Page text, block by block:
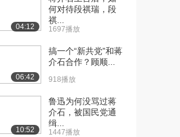
04:12
何对待段祺瑞，段
祺...
1697播放
06:42
搞一个“新共党”和蒋
介石合作？顾顺...
918播放
10:52
鲁迅为何没骂过蒋
介石，被国民党通
缉...
1447播放